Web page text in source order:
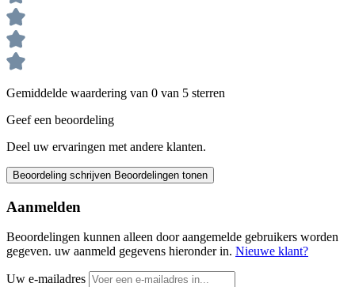
Gemiddelde waardering van 0 van 5 sterren
Geef een beoordeling
Deel uw ervaringen met andere klanten.
Beoordeling schrijven Beoordelingen tonen
Aanmelden
Beoordelingen kunnen alleen door aangemelde gebruikers worden
gegeven. uw aanmeld gegevens hieronder in. Nieuwe klant?
Uw e-mailadres